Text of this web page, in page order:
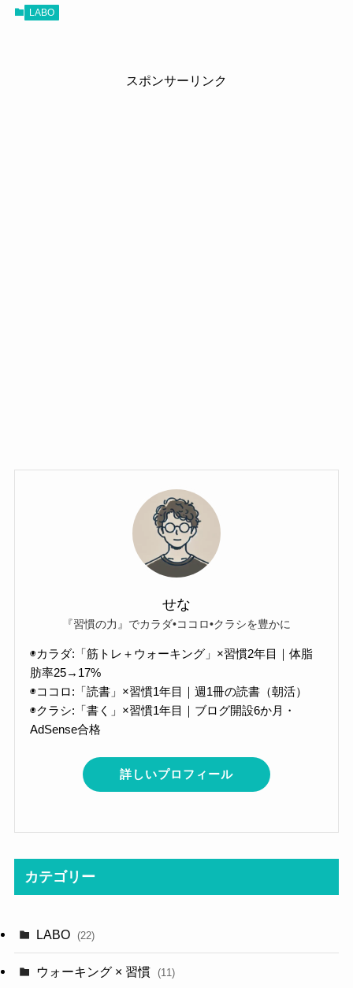
LABO
スポンサーリンク
せな
『習慣の力』でカラダ•ココロ•クラシを豊かに
◉カラダ:「筋トレ＋ウォーキング」×習慣2年目｜体脂
肪率25→17%
◉ココロ:「読書」×習慣1年目｜週1冊の読書（朝活）
◉クラシ:「書く」×習慣1年目｜ブログ開設6か月・
AdSense合格
詳しいプロフィール
カテゴリー
LABO (22)
ウォーキング × 習慣 (11)